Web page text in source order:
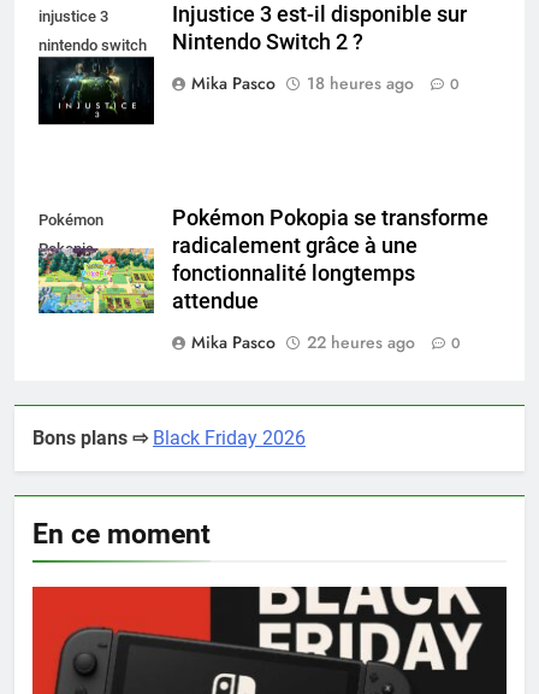
injustice 3
nintendo switch
Injustice 3 est-il disponible sur
Nintendo Switch 2 ?
Mika Pasco
18 heures ago 0
Pokémon
Pokopia
Pokémon Pokopia se transforme
radicalement grâce à une
fonctionnalité longtemps
attendue
Mika Pasco
22 heures ago 0
Bons plans ⇨ Black Friday 2026
En ce moment